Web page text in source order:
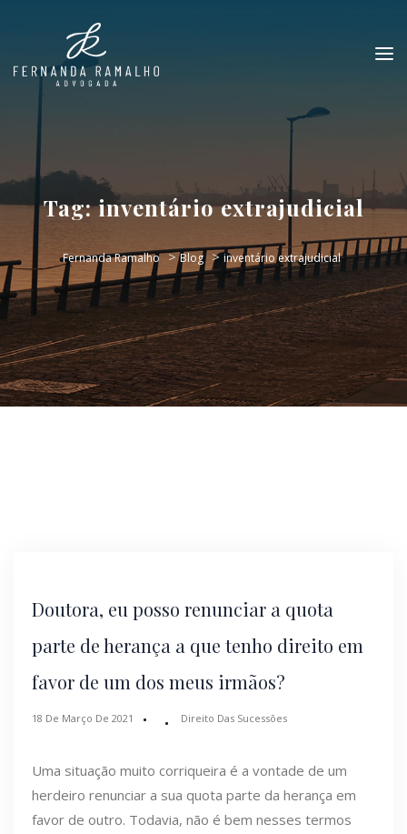
Tag:inventário extrajudicial
Fernanda Ramalho >Blog >inventário extrajudicial
Doutora, eu posso renunciar a quota
parte de herança a que tenho direito em
favor de um dos meus irmãos?
18 De Março De 2021 Direito Das Sucessões
Uma situação muito corriqueira é a vontade de um
herdeiro renunciar a sua quota parte da herança em
favor de outro. Todavia, não é bem nesses termos